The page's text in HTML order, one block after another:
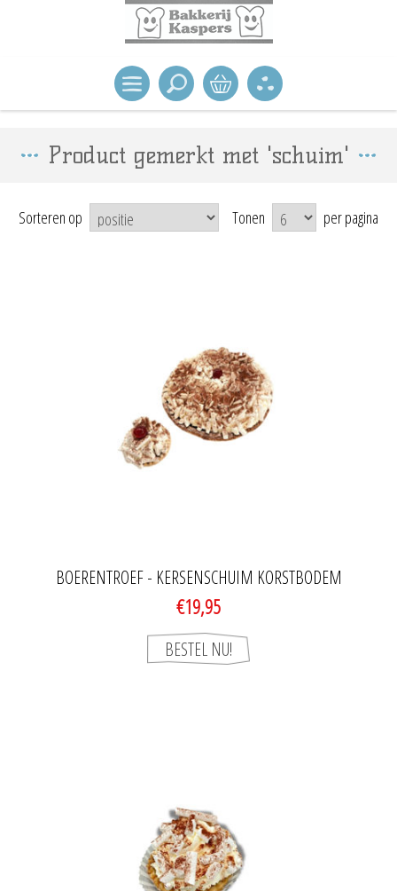
Product gemerkt met 'schuim'
Sorteren op Tonen per pagina
BOERENTROEF - KERSENSCHUIM KORSTBODEM
€19,95